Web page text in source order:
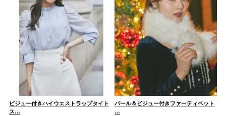
ビジュー付きハイウエストラップタイト
ス…
パール＆ビジュー付きファーティペット
…